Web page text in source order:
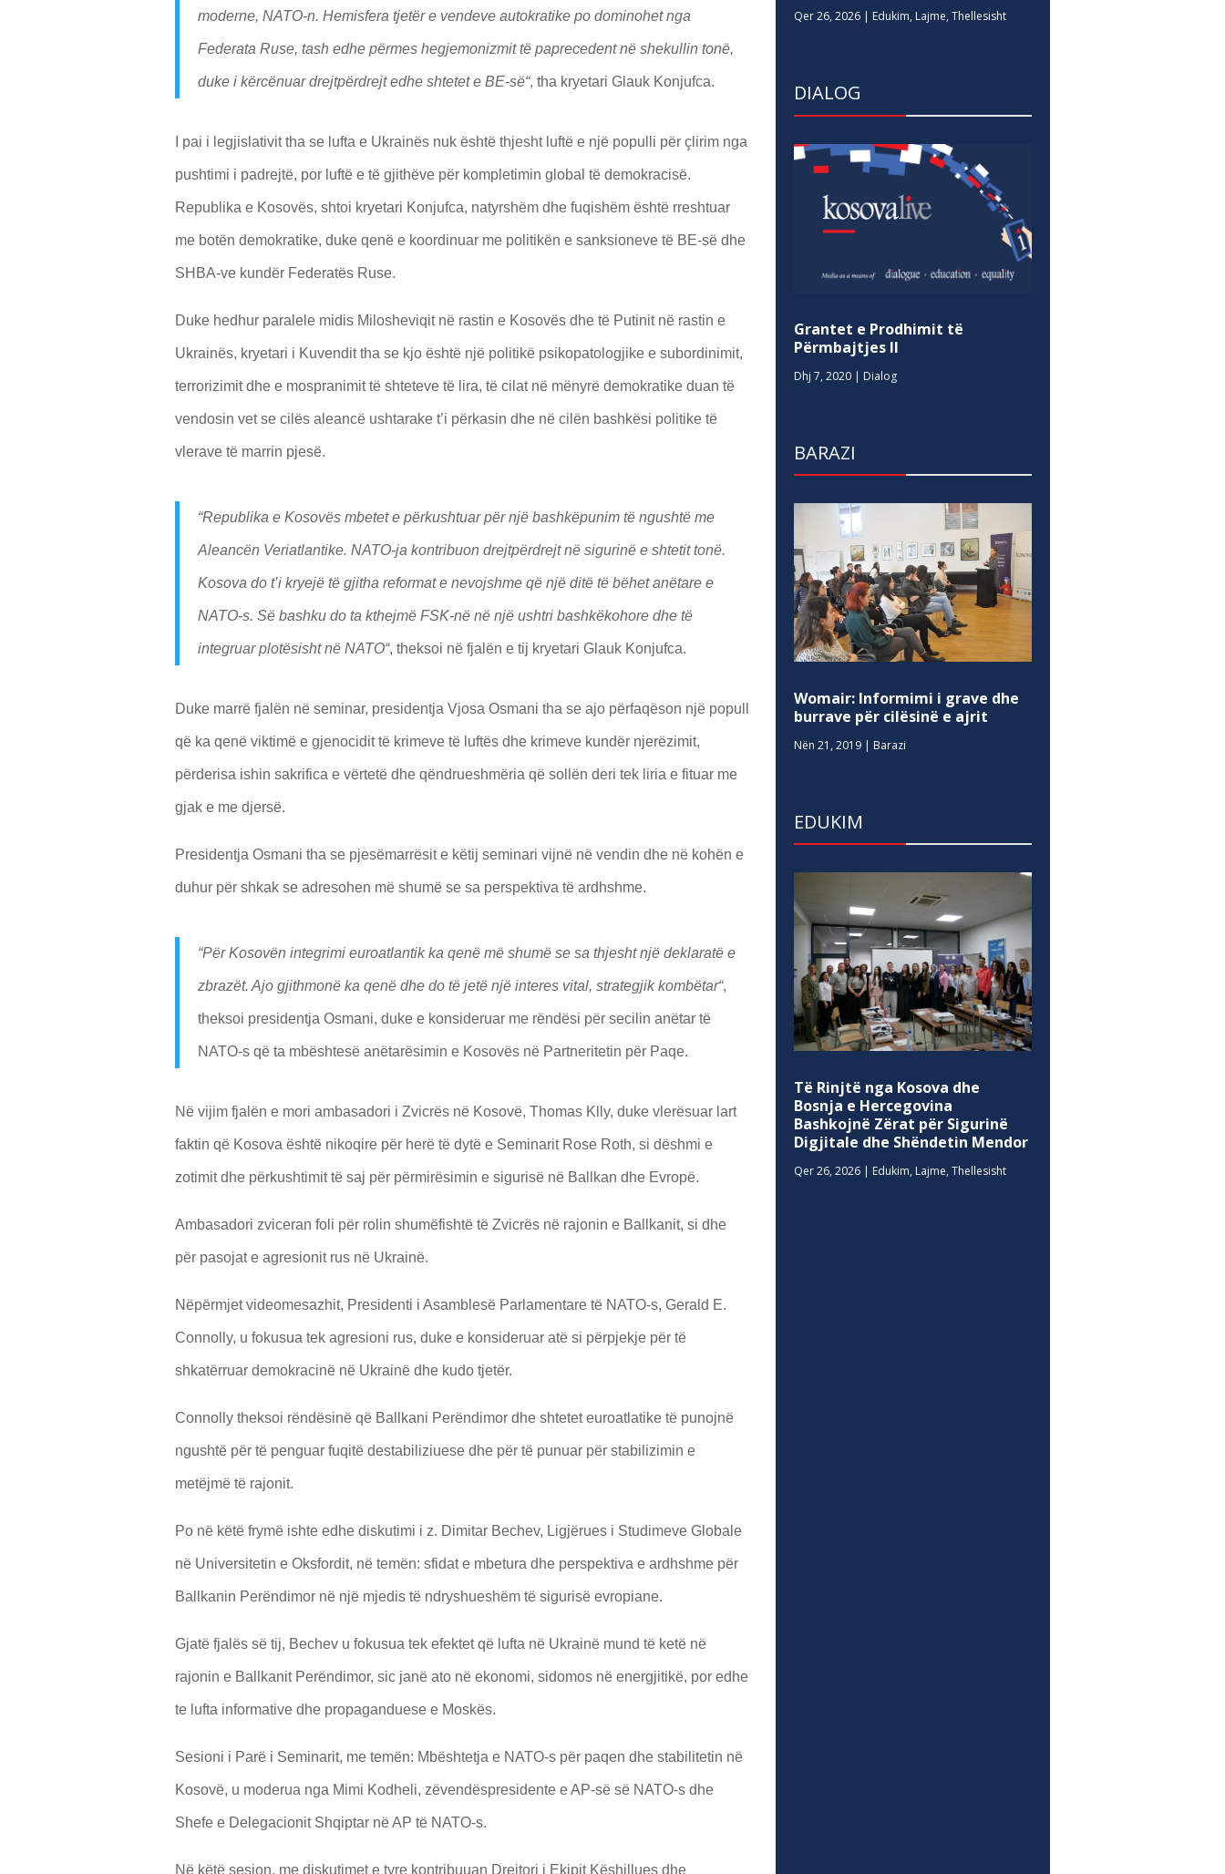
moderne, NATO-n. Hemisfera tjetër e vendeve autokratike po dominohet nga
Federata Ruse, tash edhe përmes hegjemonizmit të paprecedent në shekullin tonë,
duke i kërcënuar drejtpërdrejt edhe shtetet e BE-së“, tha kryetari Glauk Konjufca.
I pai i legjislativit tha se lufta e Ukrainës nuk është thjesht luftë e një populli për çlirim nga
pushtimi i padrejtë, por luftë e të gjithëve për kompletimin global të demokracisë.
Republika e Kosovës, shtoi kryetari Konjufca, natyrshëm dhe fuqishëm është rreshtuar
me botën demokratike, duke qenë e koordinuar me politikën e sanksioneve të BE-së dhe
SHBA-ve kundër Federatës Ruse.
Duke hedhur paralele midis Milosheviqit në rastin e Kosovës dhe të Putinit në rastin e
Ukrainës, kryetari i Kuvendit tha se kjo është një politikë psikopatologjike e subordinimit,
terrorizimit dhe e mospranimit të shteteve të lira, të cilat në mënyrë demokratike duan të
vendosin vet se cilës aleancë ushtarake t’i përkasin dhe në cilën bashkësi politike të
vlerave të marrin pjesë.
“Republika e Kosovës mbetet e përkushtuar për një bashkëpunim të ngushtë me
Aleancën Veriatlantike. NATO-ja kontribuon drejtpërdrejt në sigurinë e shtetit tonë.
Kosova do t’i kryejë të gjitha reformat e nevojshme që një ditë të bëhet anëtare e
NATO-s. Së bashku do ta kthejmë FSK-në në një ushtri bashkëkohore dhe të
integruar plotësisht në NATO“, theksoi në fjalën e tij kryetari Glauk Konjufca.
Duke marrë fjalën në seminar, presidentja Vjosa Osmani tha se ajo përfaqëson një popull
që ka qenë viktimë e gjenocidit të krimeve të luftës dhe krimeve kundër njerëzimit,
përderisa ishin sakrifica e vërtetë dhe qëndrueshmëria që sollën deri tek liria e fituar me
gjak e me djersë.
Presidentja Osmani tha se pjesëmarrësit e këtij seminari vijnë në vendin dhe në kohën e
duhur për shkak se adresohen më shumë se sa perspektiva të ardhshme.
“Për Kosovën integrimi euroatlantik ka qenë më shumë se sa thjesht një deklaratë e
zbrazët. Ajo gjithmonë ka qenë dhe do të jetë një interes vital, strategjik kombëtar“,
theksoi presidentja Osmani, duke e konsideruar me rëndësi për secilin anëtar të
NATO-s që ta mbështesë anëtarësimin e Kosovës në Partneritetin për Paqe.
Në vijim fjalën e mori ambasadori i Zvicrës në Kosovë, Thomas Klly, duke vlerësuar lart
faktin që Kosova është nikoqire për herë të dytë e Seminarit Rose Roth, si dëshmi e
zotimit dhe përkushtimit të saj për përmirësimin e sigurisë në Ballkan dhe Evropë.
Ambasadori zviceran foli për rolin shumëfishtë të Zvicrës në rajonin e Ballkanit, si dhe
për pasojat e agresionit rus në Ukrainë.
Nëpërmjet videomesazhit, Presidenti i Asamblesë Parlamentare të NATO-s, Gerald E.
Connolly, u fokusua tek agresioni rus, duke e konsideruar atë si përpjekje për të
shkatërruar demokracinë në Ukrainë dhe kudo tjetër.
Connolly theksoi rëndësinë që Ballkani Perëndimor dhe shtetet euroatlatike të punojnë
ngushtë për të penguar fuqitë destabiliziuese dhe për të punuar për stabilizimin e
metëjmë të rajonit.
Po në këtë frymë ishte edhe diskutimi i z. Dimitar Bechev, Ligjërues i Studimeve Globale
në Universitetin e Oksfordit, në temën: sfidat e mbetura dhe perspektiva e ardhshme për
Ballkanin Perëndimor në një mjedis të ndryshueshëm të sigurisë evropiane.
Gjatë fjalës së tij, Bechev u fokusua tek efektet që lufta në Ukrainë mund të ketë në
rajonin e Ballkanit Perëndimor, sic janë ato në ekonomi, sidomos në energjitikë, por edhe
te lufta informative dhe propaganduese e Moskës.
Sesioni i Parë i Seminarit, me temën: Mbështetja e NATO-s për paqen dhe stabilitetin në
Kosovë, u moderua nga Mimi Kodheli, zëvendëspresidente e AP-së së NATO-s dhe
Shefe e Delegacionit Shqiptar në AP të NATO-s.
Në këtë sesion, me diskutimet e tyre kontribuuan Drejtori i Ekipit Këshillues dhe
Qer 26, 2026 | Edukim, Lajme,Thellesisht
DIALOG
Grantet e Prodhimit të
Përmbajtjes II
Dhj 7, 2020 | Dialog
BARAZI
Womair: Informimi i grave dhe
burrave për cilësinë e ajrit
Nën 21, 2019 | Barazi
EDUKIM
Të Rinjtë nga Kosova dhe
Bosnja e Hercegovina
Bashkojnë Zërat për Sigurinë
Digjitale dhe Shëndetin Mendor
Qer 26, 2026 | Edukim, Lajme,Thellesisht